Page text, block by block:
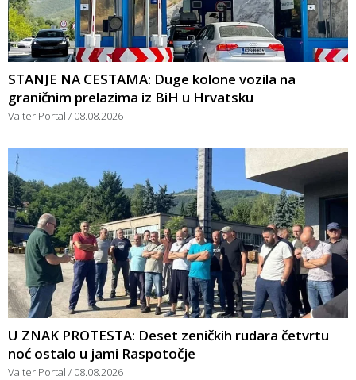
STANJE NA CESTAMA: Duge kolone vozila na
graničnim prelazima iz BiH u Hrvatsku
Valter Portal 08.08.2026
U ZNAK PROTESTA: Deset zeničkih rudara četvrtu
noć ostalo u jami Raspotočje
Valter Portal 08.08.2026